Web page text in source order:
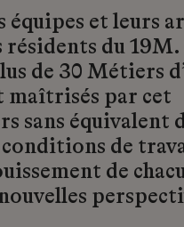
équipes et leurs
résidents du
de 30 Métiers
maîtrisés par cet
sans équivalent
de
de